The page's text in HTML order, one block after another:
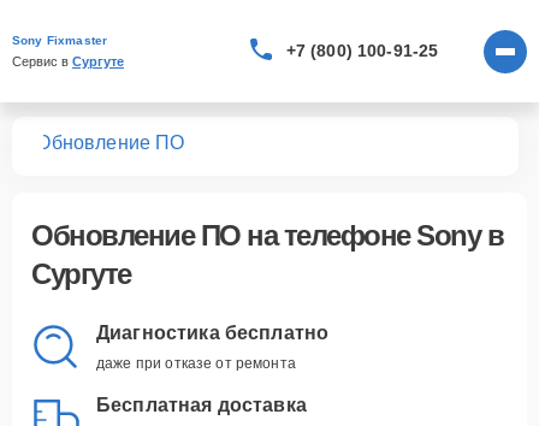
Sony Fixmaster
Сервис в Сургуте
+7 (800) 100-91-25
Обновление ПО
Обновление ПОна телефоне Sony в
Сургуте
Диагностика бесплатно
даже при отказе от ремонта
Бесплатная доставка